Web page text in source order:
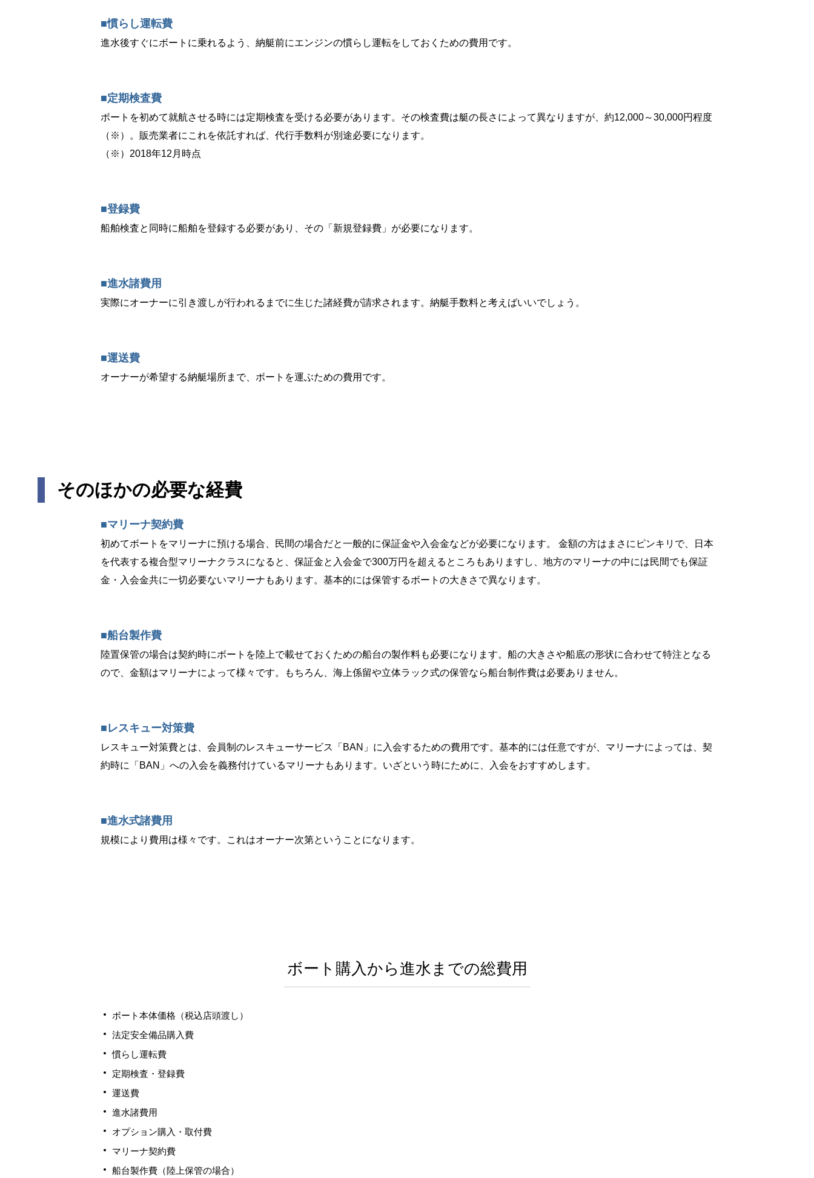
■慣らし運転費
進水後すぐにボートに乗れるよう、納艇前にエンジンの慣らし運転をしておくための費用です。
■定期検査費
ボートを初めて就航させる時には定期検査を受ける必要があります。その検査費は艇の長さによって異なりますが、約12,000～30,000円程度
（※）。販売業者にこれを依託すれば、代行手数料が別途必要になります。
（※）2018年12月時点
■登録費
船舶検査と同時に船舶を登録する必要があり、その「新規登録費」が必要になります。
■進水諸費用
実際にオーナーに引き渡しが行われるまでに生じた諸経費が請求されます。納艇手数料と考えばいいでしょう。
■運送費
オーナーが希望する納艇場所まで、ボートを運ぶための費用です。
そのほかの必要な経費
■マリーナ契約費
初めてボートをマリーナに預ける場合、民間の場合だと一般的に保証金や入会金などが必要になります。 金額の方はまさにピンキリで、日本
を代表する複合型マリーナクラスになると、保証金と入会金で300万円を超えるところもありますし、地方のマリーナの中には民間でも保証
金・入会金共に一切必要ないマリーナもあります。基本的には保管するボートの大きさで異なります。
■船台製作費
陸置保管の場合は契約時にボートを陸上で載せておくための船台の製作料も必要になります。船の大きさや船底の形状に合わせて特注となる
ので、金額はマリーナによって様々です。もちろん、海上係留や立体ラック式の保管なら船台制作費は必要ありません。
■レスキュー対策費
レスキュー対策費とは、会員制のレスキューサービス「BAN」に入会するための費用です。基本的には任意ですが、マリーナによっては、契
約時に「BAN」への入会を義務付けているマリーナもあります。いざという時にために、入会をおすすめします。
■進水式諸費用
規模により費用は様々です。これはオーナー次第ということになります。
ボート購入から進水までの総費用
ボート本体価格（税込店頭渡し）
法定安全備品購入費
慣らし運転費
定期検査・登録費
運送費
進水諸費用
オプション購入・取付費
マリーナ契約費
船台製作費（陸上保管の場合）